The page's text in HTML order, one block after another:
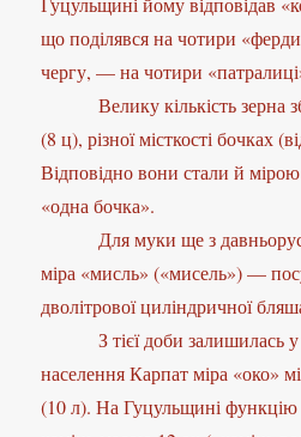
що поділявся на чотири
чергу, — на чотири
Велику кількість зерна
(8 ц), різної місткості бочках
Відповідно вони стали й
«одна бочка».
Для муки ще з
міра «мисль» («мисель») —
дволітрової циліндричної
З тієї доби залишилась
населення Карпат міра «око»
(10 л). На Гуцульщині функцію